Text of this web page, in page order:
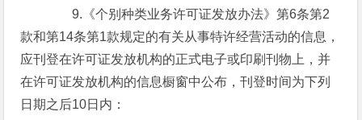
9.《个别种类业务许可证发放办法》第6条第2
款和第14条第1款规定的有关从事特许经营活动的信息，
应刊登在许可证发放机构的正式电子或印刷刊物上，并
在许可证发放机构的信息橱窗中公布，刊登时间为下列
日期之后10日内：